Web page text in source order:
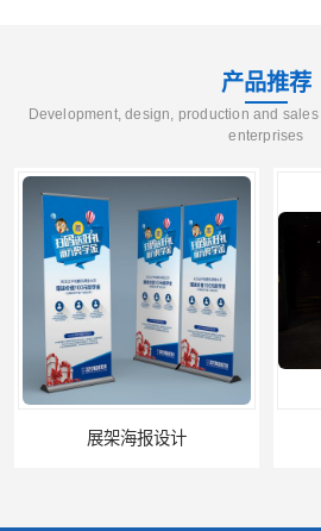
产品推荐
Development, design, production and
enterprises
展架海报设计 灯箱